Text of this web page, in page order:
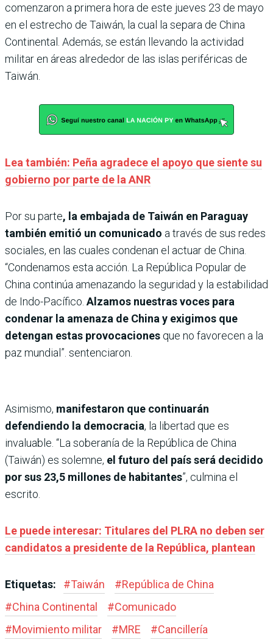
comenzaron a primera hora de este jueves 23 de mayo
en el estrecho de Taiwán, la cual la separa de China
Continental. Además, se están llevando la actividad
militar en áreas alrededor de las islas periféricas de
Taiwán.
Lea también: Peña agradece el apoyo que siente su
gobierno por parte de la ANR
Por su parte, la embajada de Taiwán en Paraguay
también emitió un comunicado a través de sus redes
sociales, en las cuales condenan el actuar de China.
“Condenamos esta acción. La República Popular de
China continúa amenazando la seguridad y la estabilidad
de Indo-Pacífico. Alzamos nuestras voces para
condenar la amenaza de China y exigimos que
detengan estas provocaciones que no favorecen a la
paz mundial”. sentenciaron.
Asimismo, manifestaron que continuarán
defendiendo la democracia, la libertad que es
invaluable. “La soberanía de la República de China
(Taiwán) es solemne, el futuro del país será decidido
por sus 23,5 millones de habitantes”, culmina el
escrito.
Le puede interesar: Titulares del PLRA no deben ser
candidatos a presidente de la República, plantean
Etiquetas: #Taiwán #República de China
#China Continental #Comunicado
#Movimiento militar #MRE #Cancillería